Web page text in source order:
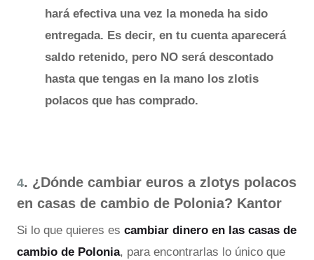
hará efectiva una vez la moneda ha sido
entregada. Es decir, en tu cuenta aparecerá
saldo retenido, pero NO será descontado
hasta que tengas en la mano los zlotis
polacos que has comprado.
4. ¿Dónde cambiar euros a zlotys polacos
en casas de cambio de Polonia? Kantor
Si lo que quieres es cambiar dinero en las casas de
cambio de Polonia, para encontrarlas lo único que